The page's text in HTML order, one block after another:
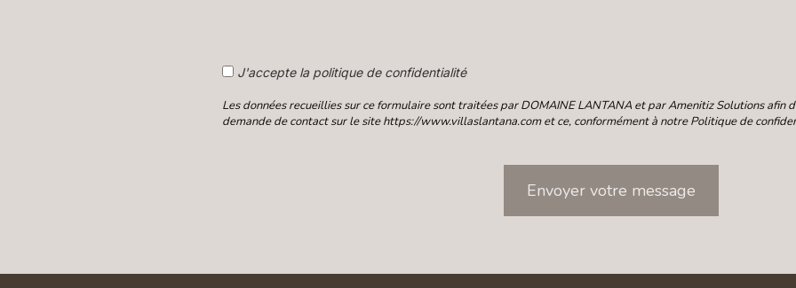
J'accepte la politique de confidentialité
Les données recueillies sur ce formulaire sont traitées par DOMAINE LANTANA et par Amenitiz Solutions afin
demande de contact sur le site https://www.villaslantana.com et ce, conformément à notre Politique de